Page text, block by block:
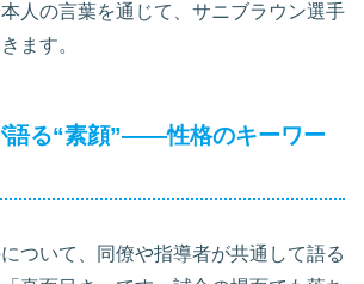
人の言葉を通じて、サニブラウン選手
ます。
語る“素顔”——性格のキーワー
ついて、同僚や指導者が共通して語る